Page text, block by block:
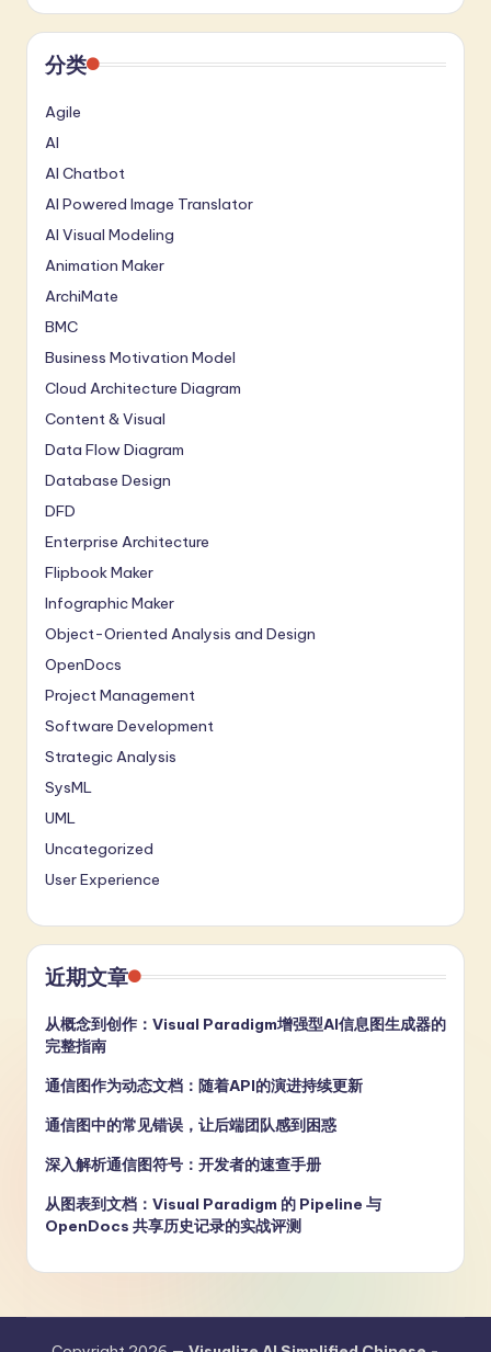
分类
Agile
AI
AI Chatbot
AI Powered Image Translator
AI Visual Modeling
Animation Maker
ArchiMate
BMC
Business Motivation Model
Cloud Architecture Diagram
Content & Visual
Data Flow Diagram
Database Design
DFD
Enterprise Architecture
Flipbook Maker
Infographic Maker
Object-Oriented Analysis and Design
OpenDocs
Project Management
Software Development
Strategic Analysis
SysML
UML
Uncategorized
User Experience
近期文章
从概念到创作：Visual Paradigm增强型AI信息图生成器的
完整指南
通信图作为动态文档：随着API的演进持续更新
通信图中的常见错误，让后端团队感到困惑
深入解析通信图符号：开发者的速查手册
从图表到文档：Visual Paradigm 的 Pipeline 与
OpenDocs 共享历史记录的实战评测